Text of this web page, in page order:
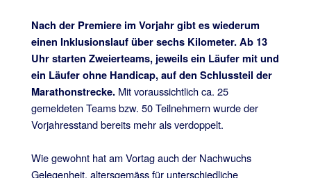
Nach der Premiere im Vorjahr gibt es wiederum
einen Inklusionslauf über sechs Kilometer. Ab 13
Uhr starten Zweierteams, jeweils ein Läufer mit und
ein Läufer ohne Handicap, auf den Schlussteil der
Marathonstrecke.Mit voraussichtlich ca. 25
gemeldeten Teams bzw. 50 Teilnehmern wurde der
Vorjahresstand bereits mehr als verdoppelt.
Wie gewohnt hat am Vortag auch der Nachwuchs
Gelegenheit, altersgemäss für unterschiedliche